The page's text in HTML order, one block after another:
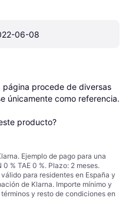
06-08
página procede de diversas
únicamente como referencia.
producto?
Ejemplo de pago para una
% TAE 0 %. Plazo: 2 meses.
para residentes en España y
de Klarna. Importe mínimo y
y resto de condiciones en